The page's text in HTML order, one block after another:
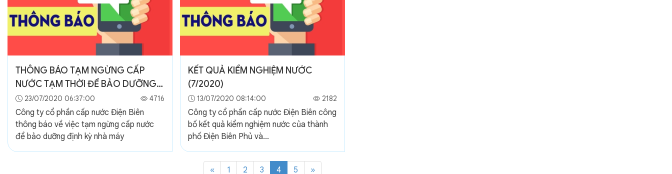
THÔNG BÁO TẠM NGỪNG CẤP
NƯỚC TẠM THỜI ĐỂ BẢO DƯỠNG
ĐỊNH KỲ NHÀ MÁY
23/07/2020 06:37:00 4716
Công ty cổ phần cấp nước Điện Biên
thông báo về việc tạm ngừng cấp nước
để bảo dưỡng định kỳ nhà máy
KẾT QUẢ KIỂM NGHIỆM NƯỚC
(7/2020)
13/07/2020 08:14:00 2182
Công ty cổ phần cấp nước Điện Biên công
bố kết quả kiểm nghiệm nước của thành
phố Điện Biên Phủ và...
« 1 2 3 4 5 »